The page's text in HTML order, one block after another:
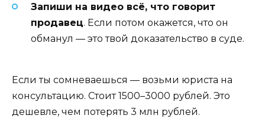
Запиши на видео всё, что говорит
продавец. Если потом окажется, что он
обманул — это твой доказательство в суде.
Если ты сомневаешься — возьми юриста на
консультацию. Стоит 1500–3000 рублей. Это
дешевле, чем потерять 3 млн рублей.